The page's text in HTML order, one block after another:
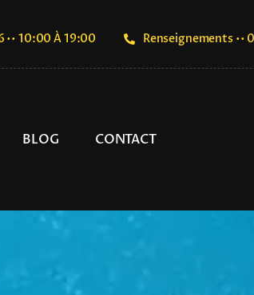
•• 10:00 À 19:00 Renseignements ••
BLOG CONTACT